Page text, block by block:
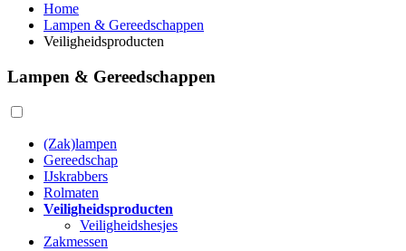
Home
Lampen & Gereedschappen
Veiligheidsproducten
Lampen & Gereedschappen
(Zak)lampen
Gereedschap
IJskrabbers
Rolmaten
Veiligheidsproducten
Veiligheidshesjes
Zakmessen